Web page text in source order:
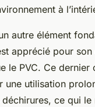
à
autre élément
apprécié pour
le PVC. Ce dernier
une utilisation
ce qui